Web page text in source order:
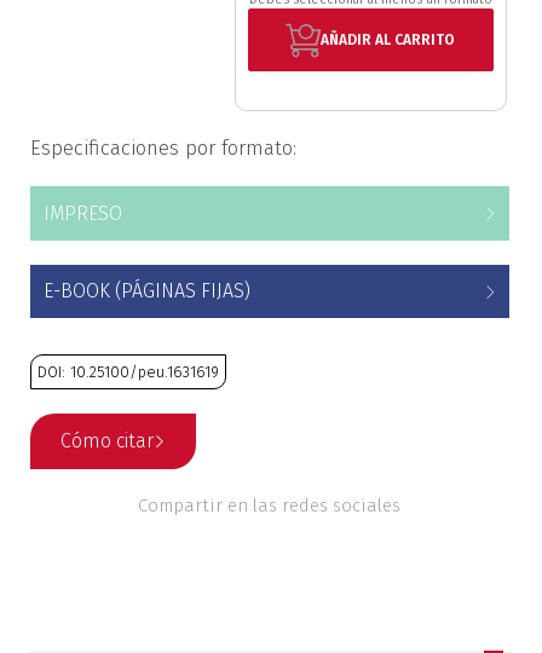
Educación
Estudios culturales
Estudios editoriales
Estudios regionales
Ética
Filosofía
AÑADIR AL CARRITO
Especificaciones por formato:
IMPRESO
E-BOOK (PÁGINAS FIJAS)
DOI: 10.25100/peu.1631619
Cómo citar
Compartir en las redes sociales